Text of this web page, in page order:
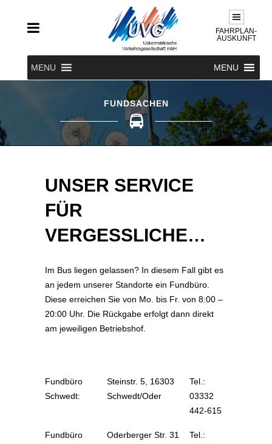
FAHRPLAN-
AUSKUNFT
MENU MENU
FUNDSACHEN
UNSER SERVICE
FÜR
VERGESSLICHE…
Im Bus liegen gelassen? In diesem Fall gibt es
an jedem unserer Standorte ein Fundbüro.
Diese erreichen Sie von Mo. bis Fr. von 8:00 –
20:00 Uhr. Die Rückgabe erfolgt dann direkt
am jeweiligen Betriebshof.
Fundbüro
Schwedt:
Steinstr. 5, 16303
Schwedt/Oder
Tel.:
03332
442-615
Fundbüro
Oderberger Str. 31
Tel.: